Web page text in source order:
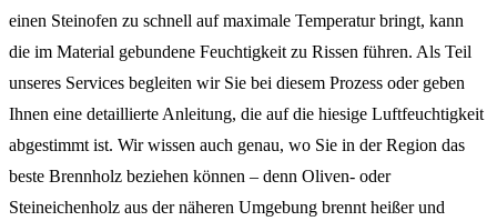
einen Steinofen zu schnell auf maximale Temperatur bringt, kann
die im Material gebundene Feuchtigkeit zu Rissen führen. Als Teil
unseres Services begleiten wir Sie bei diesem Prozess oder geben
Ihnen eine detaillierte Anleitung, die auf die hiesige Luftfeuchtigkeit
abgestimmt ist. Wir wissen auch genau, wo Sie in der Region das
beste Brennholz beziehen können – denn Oliven- oder
Steineichenholz aus der näheren Umgebung brennt heißer und